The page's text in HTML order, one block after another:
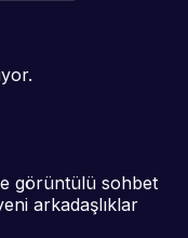
görüntülü sohbet
arkadaşlıklar